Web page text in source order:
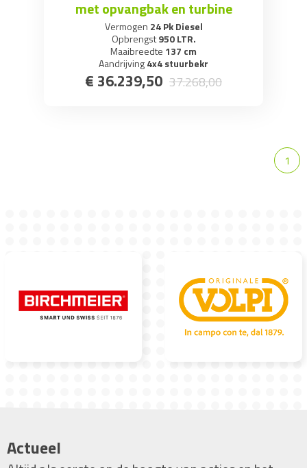
met opvangbak en turbine
Vermogen 24 Pk Diesel
Opbrengst950 LTR.
Maaibreedte 137 cm
Aandrijving4x4 stuurbekr
€ 36.239,50 37.268,00
1
Actueel